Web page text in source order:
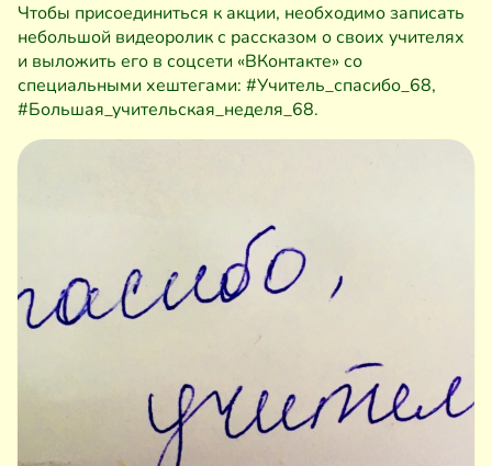
Чтобы присоединиться к акции, необходимо записать
небольшой видеоролик с рассказом о своих учителях
и выложить его в соцсети «ВКонтакте» со
специальными хештегами: #Учитель_спасибо_68,
#Большая_учительская_неделя_68.